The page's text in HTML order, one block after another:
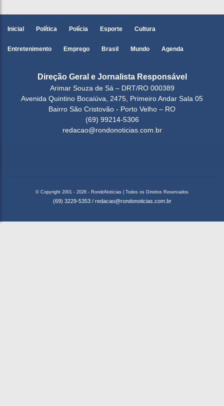
Inicial Política Polícia Esporte Cultura
Entretenimento Emprego Brasil Mundo Agenda
Direção Geral e Jornalista Responsável
Arimar Souza de Sá – DRT/RO 000389
Avenida Quintino Bocaiúva, 2475, Primeiro Andar Sala 05
Bairro São Cristovão - Porto Velho – RO
(69) 99214-5306
redacao@rondonoticias.com.br
© Copyright 2001 - 2026 - RondoNoticias | Todos os Direitos Reservados
(69) 3229-5353 / redacao@rondonoticias.com.br